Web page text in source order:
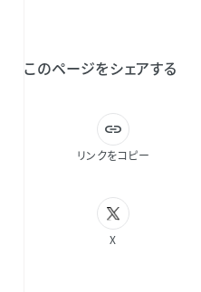
このページをシェアする
リンクをコピー
X